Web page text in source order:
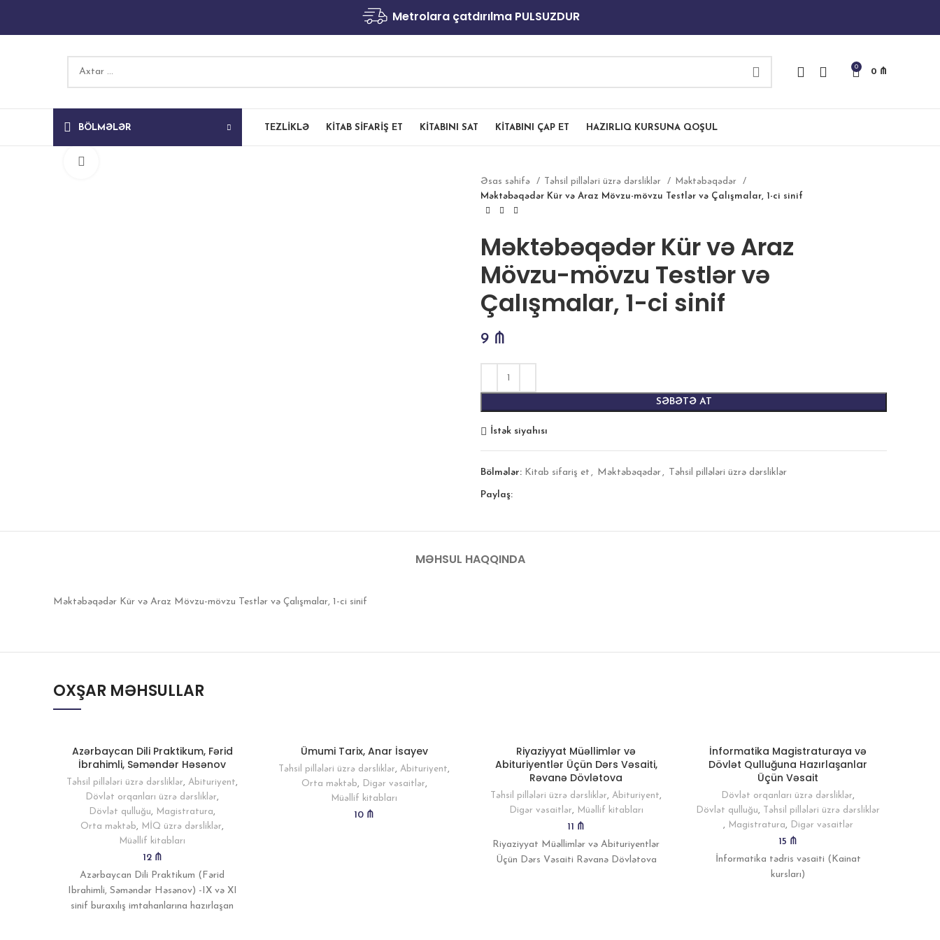
Metrolara çatdırılma PULSUZDUR
0
0 ₼
BÖLMƏLƏR TEZLIKLƏ KITAB SIFARIŞ ET KITABINI SAT KITABINI ÇAP ET HAZIRLIQ KURSUNA QOŞUL
Əsas səhifə Təhsil pillələri üzrə dərsliklər
Məktəbəqədər
Məktəbəqədər Kür və Araz Mövzu-mövzu Testlər və Çalışmalar, 1-ci sinif
Məktəbəqədər Kür və Araz
Mövzu-mövzu Testlər və
Çalışmalar, 1-ci sinif
9 ₼
SƏBƏTƏ AT
İstək siyahısı
Bölmələr: Kitab sifariş et , Məktəbəqədər, Təhsil pillələri üzrə dərsliklər
Paylaş:
MƏHSUL HAQQINDA
Məktəbəqədər Kür və Araz Mövzu-mövzu Testlər və Çalışmalar, 1-ci sinif
OXŞAR MƏHSULLAR
Azərbaycan Dili Praktikum, Fərid
İbrahimli, Səməndər Həsənov
Təhsil pillələri üzrə dərsliklər, Abituriyent,
Dövlət orqanları üzrə dərsliklər,
Dövlət qulluğu, Magistratura,
Orta məktəb, MİQ üzrə dərsliklər,
Müəllif kitabları
12 ₼
Azərbaycan Dili Praktikum (Fərid
Ibrahimli, Səməndər Həsənov) -IX və XI
sinif buraxılış imtahanlarına hazırlaşan
Ümumi Tarix, Anar İsayev
Təhsil pillələri üzrə dərsliklər, Abituriyent,
Orta məktəb, Digər vəsaitlər,
Müəllif kitabları
10 ₼
Riyaziyyat Müəllimlər və
Abituriyentlər Üçün Dərs Vəsaiti,
Rəvanə Dövlətova
Təhsil pillələri üzrə dərsliklər, Abituriyent,
Digər vəsaitlər, Müəllif kitabları
11 ₼
Riyaziyyat Müəllimlər və Abituriyentlər
Üçün Dərs Vəsaiti Rəvanə Dövlətova
İnformatika Magistraturaya və
Dövlət Qulluğuna Hazırlaşanlar
Üçün Vəsait
Dövlət orqanları üzrə dərsliklər,
Dövlət qulluğu,
Təhsil pillələri üzrə dərsliklər
,
Magistratura, Digər vəsaitlər
15 ₼
İnformatika tədris vəsaiti (Kainat
kursları)